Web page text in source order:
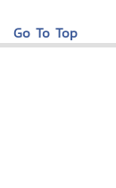
Go To Top